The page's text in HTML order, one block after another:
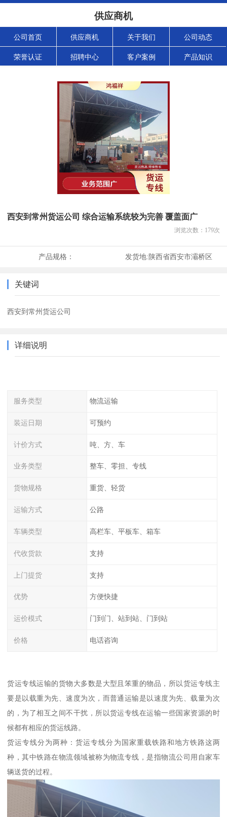
供应商机
公司首页 供应商机 关于我们 公司动态
荣誉认证 招聘中心 客户案例 产品知识
西安到常州货运公司 综合运输系统较为完善 覆盖面广
浏览次数： 179次
产品规格： 发货地:陕西省西安市灞桥区
关键词
西安到常州货运公司
详细说明
服务类型 物流运输
装运日期 可预约
计价方式 吨、方、车
业务类型 整车、零担、专线
货物规格 重货、轻货
运输方式 公路
车辆类型 高栏车、平板车、箱车
代收货款 支持
上门提货 支持
优势 方便快捷
运价模式 门到门、站到站、门到站
价格 电话咨询
货运专线运输的货物大多数是大型且笨重的物品，所以货运专线主
要是以载重为先、速度为次，而普通运输是以速度为先、载量为次
的，为了相互之间不干扰，所以货运专线在运输一些国家资源的时
候都有相应的货运线路。
货运专线分为两种：货运专线分为国家重载铁路和地方铁路这两
种，其中铁路在物流领域被称为物流专线，是指物流公司用自家车
辆送货的过程。